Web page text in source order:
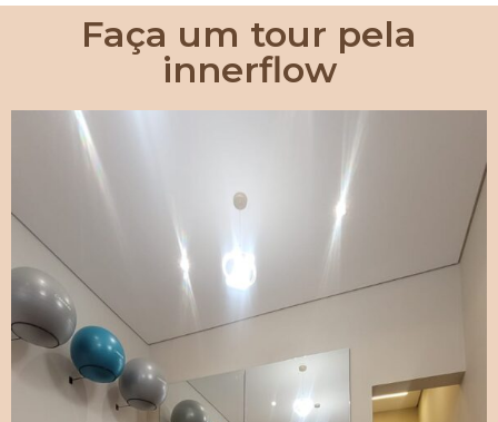
Faça um tour pela
innerflow